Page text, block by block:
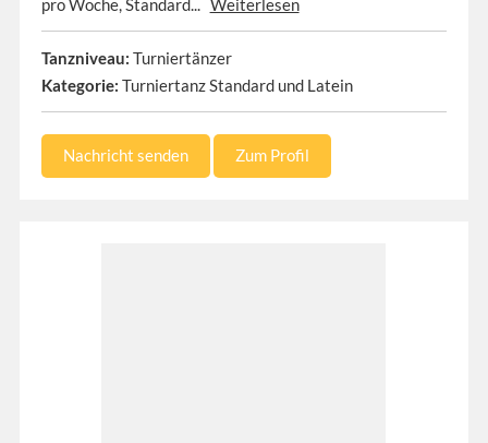
pro Woche, Standard... Weiterlesen
Tanzniveau: Turniertänzer
Kategorie: Turniertanz Standard und Latein
Nachricht senden Zum Profil